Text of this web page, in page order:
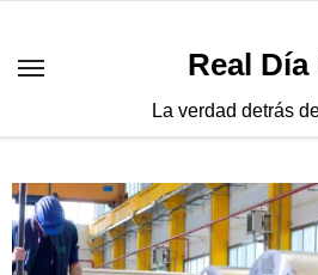
contenido
Real
La verdad detrás